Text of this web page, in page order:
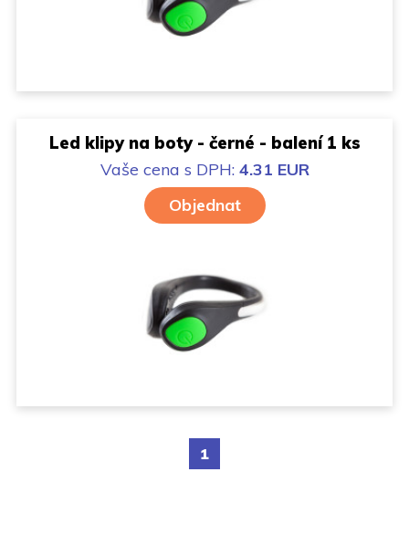
Led klipy na boty - černé - balení 1 ks
Vaše cena s DPH: 4.31 EUR
Objednat
1